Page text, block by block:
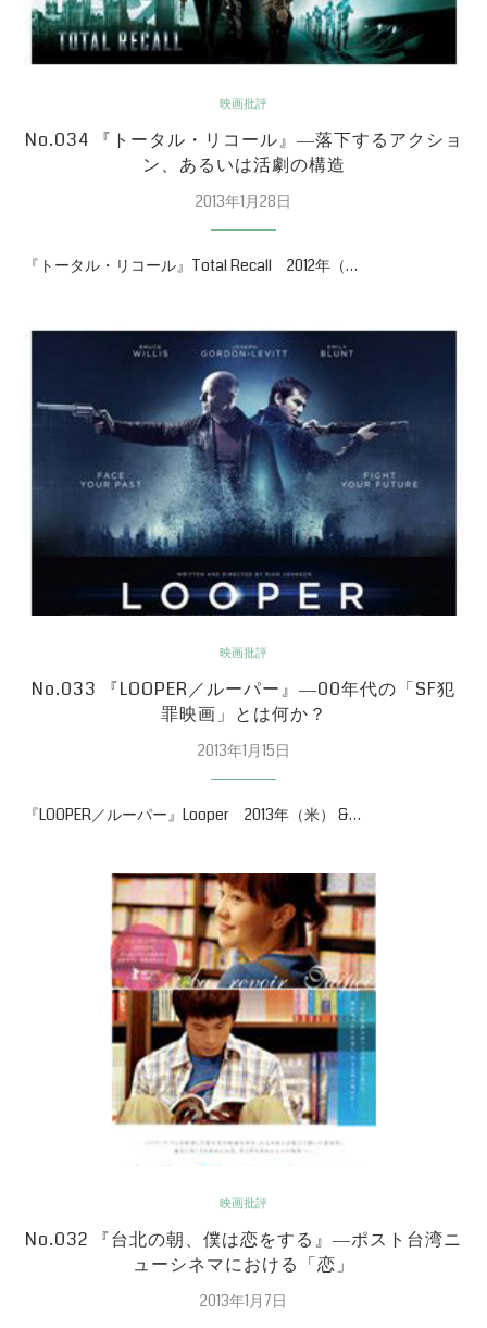
映画批評
No.034 『トータル・リコール』―落下するアクショ
ン、あるいは活劇の構造
2013年1月28日
『トータル・リコール』Total Recall 2012年（…
映画批評
No.033 『LOOPER／ルーパー』―00年代の「SF犯
罪映画」とは何か？
2013年1月15日
『LOOPER／ルーパー』Looper 2013年（米） &…
映画批評
No.032 『台北の朝、僕は恋をする』―ポスト台湾ニ
ューシネマにおける「恋」
2013年1月7日